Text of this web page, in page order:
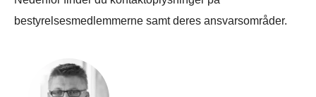
bestyrelsesmedlemmerne samt deres ansvarsområder.